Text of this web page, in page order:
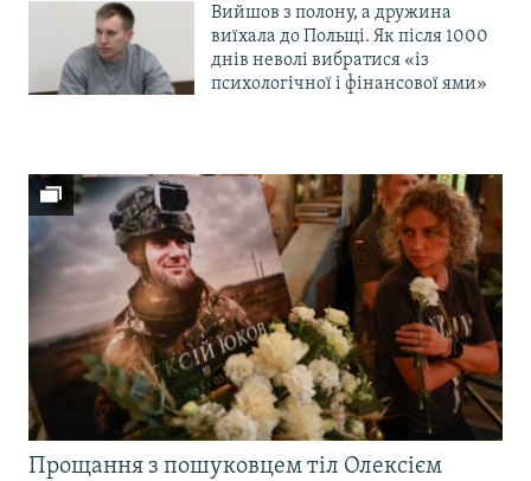
Вийшов з полону, а дружина
виїхала до Польщі. Як після 1000
днів неволі вибратися «із
психологічної і фінансової ями»
Прощання з пошуковцем тіл Олексієм